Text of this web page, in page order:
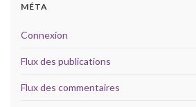
MÉTA
Connexion
Flux des publications
Flux des commentaires